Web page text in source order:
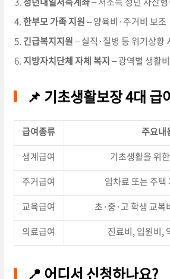
한부모 가족 지원– 양육비·주거비 보조
긴급복지지원– 실직·질병 등 위기상황
지방자치단체 자체 복지– 광역별 생활
📌 기초생활보장 4대 급
급여종류
주요내
생계급여
기초생활을 위
주거급여
임차료 또는 주택
교육급여
초·중·고 학생 교복
의료급여
진료비, 입원비,
📍 어디서 신청하나요?